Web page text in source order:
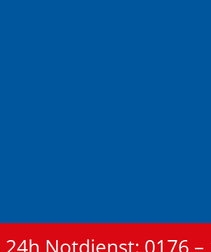
24h Notdienst: 0176 –